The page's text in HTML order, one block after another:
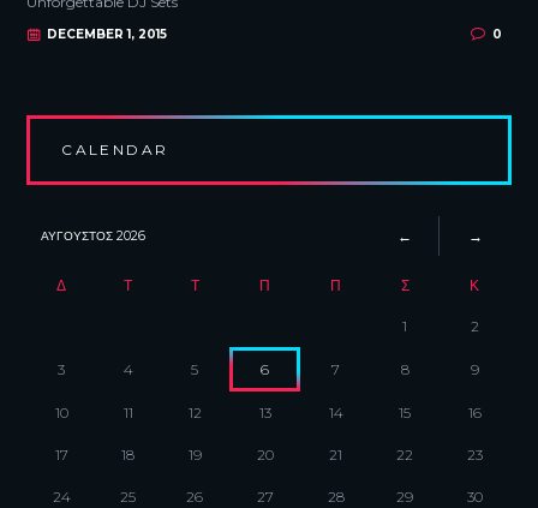
DECEMBER 1, 2015 0
CALENDAR
ΑΎΓΟΥΣΤΟΣ2026
Δ Τ Τ Π Π Σ Κ
1 2
3 4 5 6 7 8 9
10 11 12 13 14 15 16
17 18 19 20 21 22 23
24 25 26 27 28 29 30